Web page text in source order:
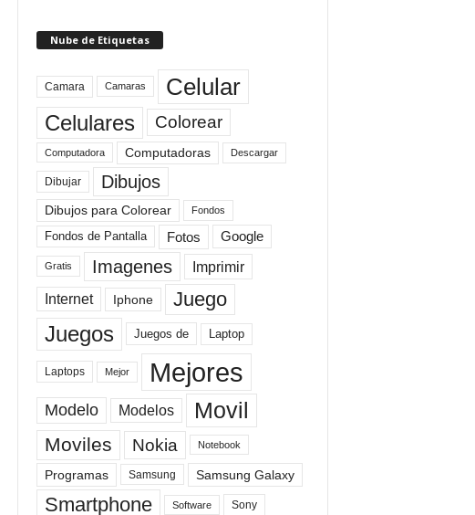
Nube de Etiquetas
Camara Camaras Celular
Celulares Colorear
Computadora Computadoras Descargar
Dibujar Dibujos
Dibujos para Colorear Fondos
Fondos de Pantalla Fotos Google
Gratis Imagenes Imprimir
Internet Iphone Juego
Juegos Juegos de Laptop
Laptops Mejor Mejores
Modelo Modelos Movil
Moviles Nokia Notebook
Programas Samsung Samsung Galaxy
Smartphone Software Sony